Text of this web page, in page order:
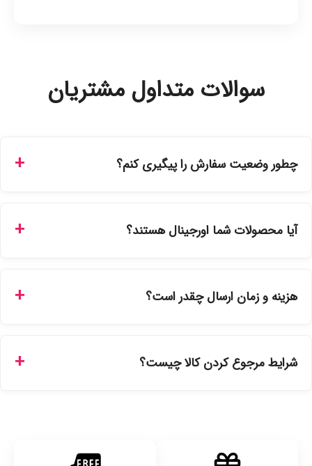
سوالات متداول مشتریان
چطور وضعیت سفارش را پیگیری کنم؟
سفارشات در سایت، وضعیت لحظه‌ای مرسوله را مشاهده کنید.
آیا محصولات شما اورجینال هستند؟
نمایندگی‌های معتبر تهیه شده و دارای بچ‌کد قابل استعلام هستند.
هزینه و زمان ارسال چقدر است؟
انتخاب کنید و برای شهرستان‌ها بین یک الی ۳ روز کاری از طریق
شرایط مرجوع کردن کالا چیست؟